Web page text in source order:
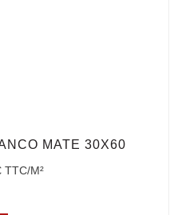
MATE 30X60
TTC/M²